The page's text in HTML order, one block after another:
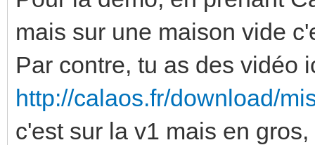
mais sur une maison vide
Par contre, tu as des vidéo
http://calaos.fr/download/
c'est sur la v1 mais en